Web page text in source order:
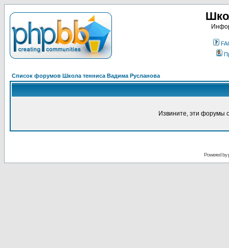
Список форумов Школа тенниса Вадима Русланова
Извините, эти форумы
Powered by